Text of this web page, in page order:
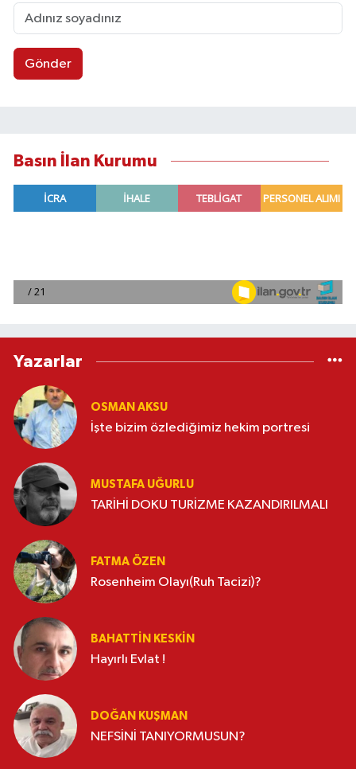
Gönder
Basın İlan Kurumu
Yazarlar
OSMAN AKSU
İşte bizim özlediğimiz hekim portresi
MUSTAFA UĞURLU
TARİHİ DOKU TURİZME KAZANDIRILMALI
FATMA ÖZEN
Rosenheim Olayı(Ruh Tacizi)?
BAHATTIN KESKİN
Hayırlı Evlat !
DOĞAN KUŞMAN
NEFSİNİ TANIYORMUSUN?